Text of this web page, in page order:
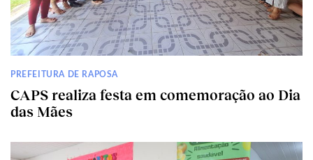
PREFEITURA DE RAPOSA
CAPS realiza festa em comemoração ao Dia
das Mães